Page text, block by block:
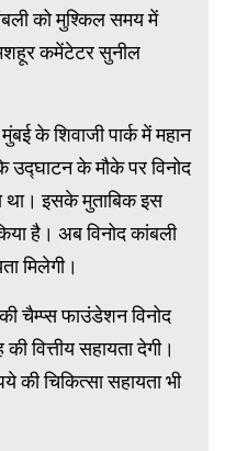
को मुश्किल समय में
कमेंटेटर सुनील
के शिवाजी पार्क में महान
के मौके पर विनोद
था। इसके मुताबिक इस
है। अब विनोद कांबली
मिलेगी।
चैम्प्स फाउंडेशन विनोद
वित्तीय सहायता देगी।
की चिकित्सा सहायता भी